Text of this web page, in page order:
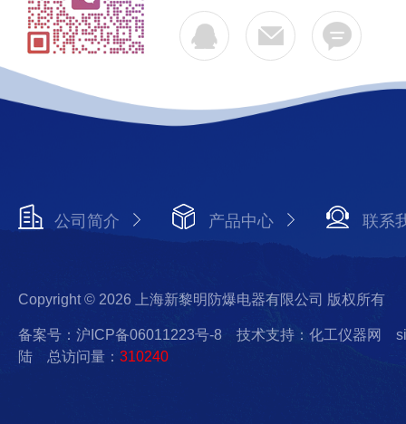
公司简介 产品中心 联系
Copyright © 2026 上海新黎明防爆电器有限公司 版权所有
备案号：沪ICP备06011223号-8 技术支持：化工仪器网
陆 总访问量： 310240